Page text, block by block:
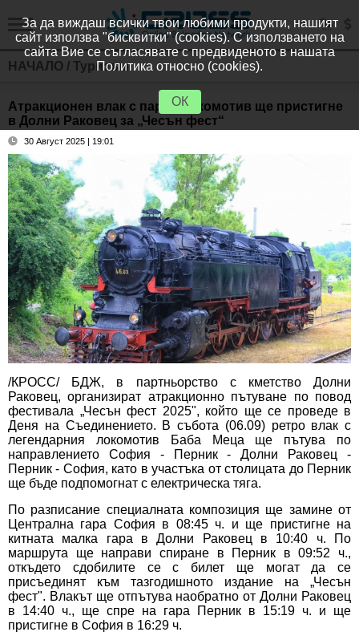
НАЧАЛО / Туризъм
Атракционен влак с парен локомотив ще пристигне
в Долни Раковец за „Чесън фест“
30 Август 2025 | 19:01
/КРОСС/ БДЖ, в партньорство с кметство Долни
Раковец, организират атракционно пътуване по повод
фестивала „Чесън фест 2025", който ще се проведе в
Деня на Съединението. В събота (06.09) ретро влак с
легендарния локомотив Баба Меца ще пътува по
направлението София - Перник - Долни Раковец -
Перник - София, като в участъка от столицата до Перник
ще бъде подпомогнат с електрическа тяга.
По разписание специалната композиция ще замине от
Централна гара София в 08:45 ч. и ще пристигне на
китната малка гара в Долни Раковец в 10:40 ч. По
маршрута ще направи спиране в Перник в 09:52 ч.,
откъдето сдобилите се с билет ще могат да се
присъединят към тазгодишното издание на „Чесън
фест". Влакът ще отпътува наобратно от Долни Раковец
в 14:40 ч., ще спре на гара Перник в 15:19 ч. и ще
пристигне в София в 16:29 ч.
За да виждаш всички твои любими продукти, нашият
сайт използва "бисквитки" (cookies). С използването на
сайта Вие се съгласявате с предвиденото в нашата
Политика относно (cookies).
ОК